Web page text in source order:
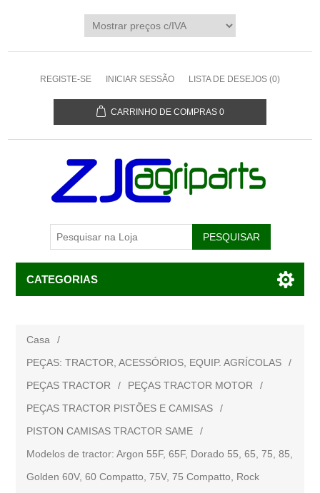
REGISTE-SE INICIAR SESSÃO LISTA DE DESEJOS (0)
CARRINHO DE COMPRAS 0
CATEGORIAS
Casa
/
PEÇAS: TRACTOR, ACESSÓRIOS, EQUIP. AGRÍCOLAS
/
PEÇAS TRACTOR
/ PEÇAS TRACTOR MOTOR
/
PEÇAS TRACTOR PISTÕES E CAMISAS
/
PISTON CAMISAS TRACTOR SAME
/
Modelos de tractor: Argon 55F, 65F, Dorado 55, 65, 75, 85,
Golden 60V, 60 Compatto, 75V, 75 Compatto, Rock